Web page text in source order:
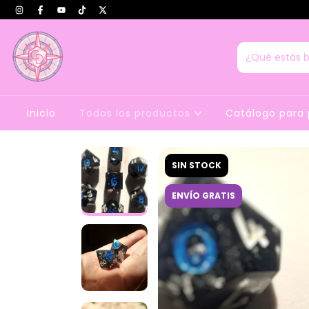
Inicio Todos los productos Catálogo para
SIN STOCK
ENVÍO GRATIS